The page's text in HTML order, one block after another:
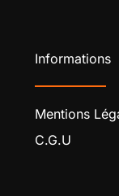
Informations
Mentions
C.G.U